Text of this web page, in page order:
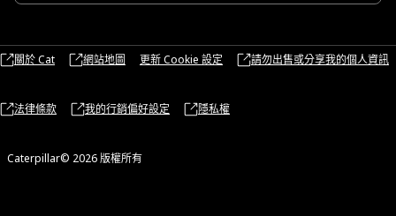
關於 Cat 網站地圖 更新 Cookie 設定 請勿出售或分享我的個人資訊
法律條款 我的行銷偏好設定 隱私權
Caterpillar© 2026 版權所有